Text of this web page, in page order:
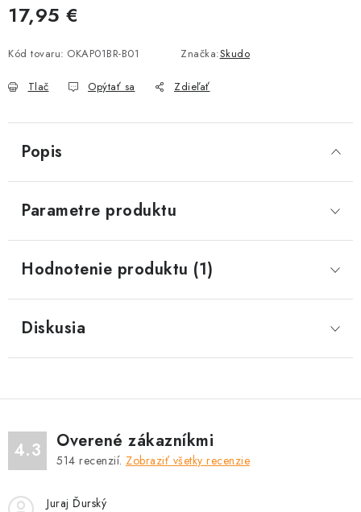
17,95 €
Kód tovaru: OKAP01BR-B01 Značka:Skudo
Tlač Opýtať sa Zdieľať
Popis
Parametre produktu
Hodnotenie produktu (1)
Diskusia
4.3 Overené zákazníkmi
514 recenzií. Zobraziť všetky recenzie
Juraj Ďurský